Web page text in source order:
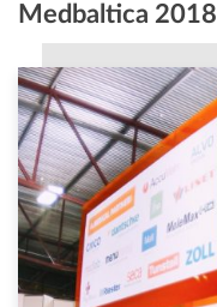
Medbaltica 2018